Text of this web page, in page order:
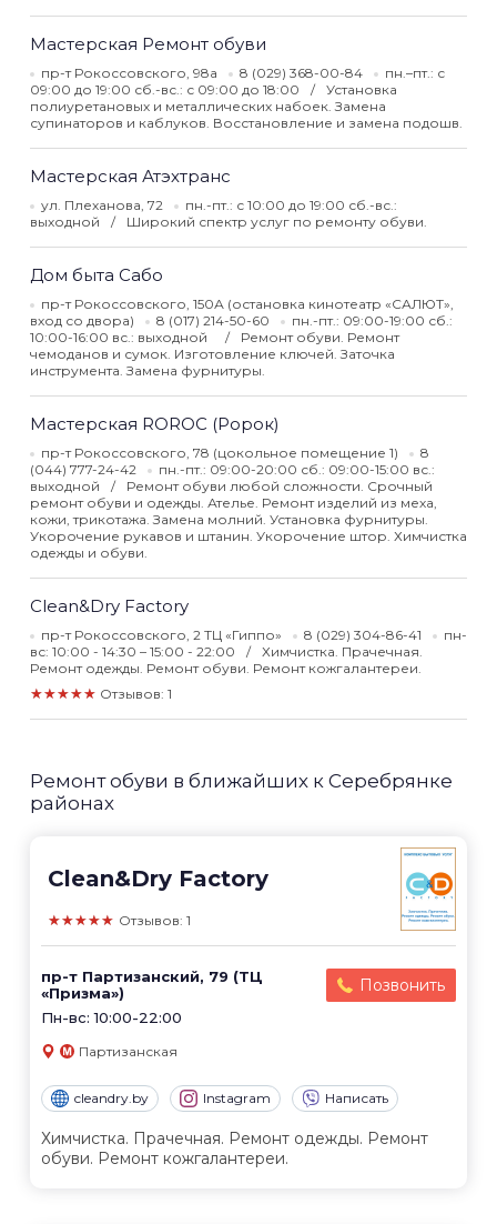
Мастерская Ремонт обуви
пр-т Рокоссовского, 98а 8 (029) 368-00-84
пн.–пт.: с
09:00 до 19:00 сб.-вс.: с 09:00 до 18:00
Установка
полиуретановых и металлических набоек. Замена
супинаторов и каблуков. Восстановление и замена подошв.
Мастерская Атэхтранс
ул. Плеханова, 72
пн.-пт.: с 10:00 до 19:00 сб.-вс.:
выходной
Широкий спектр услуг по ремонту обуви.
Дом быта Сабо
пр-т Рокоссовского, 150А (остановка кинотеатр «САЛЮТ»,
вход со двора)
8 (017) 214-50-60
пн.-пт.: 09:00-19:00 сб.:
10:00-16:00 вс.: выходной
Ремонт обуви. Ремонт
чемоданов и сумок. Изготовление ключей. Заточка
инструмента. Замена фурнитуры.
Мастерская ROROC (Ророк)
пр-т Рокоссовского, 78 (цокольное помещение 1)
8
(044) 777-24-42
пн.-пт.: 09:00-20:00 сб.: 09:00-15:00 вс.:
выходной
Ремонт обуви любой сложности. Срочный
ремонт обуви и одежды. Ателье. Ремонт изделий из меха,
кожи, трикотажа. Замена молний. Установка фурнитуры.
Укорочение рукавов и штанин. Укорочение штор. Химчистка
одежды и обуви.
Clean&Dry Factory
пр-т Рокоссовского, 2 ТЦ «Гиппо» 8 (029) 304-86-41
пн-
вс: 10:00 - 14:30 – 15:00 - 22:00
Химчистка. Прачечная.
Ремонт одежды. Ремонт обуви. Ремонт кожгалантереи.
★★★★★ Отзывов: 1
Ремонт обуви в ближайших к Серебрянке
районах
Clean&Dry Factory
★★★★★ Отзывов: 1
пр-т Партизанский, 79 (ТЦ
«Призма»)
Пн-вс: 10:00-22:00
Позвонить
Партизанская
cleandry.by Instagram Написать
Химчистка. Прачечная. Ремонт одежды. Ремонт
обуви. Ремонт кожгалантереи.